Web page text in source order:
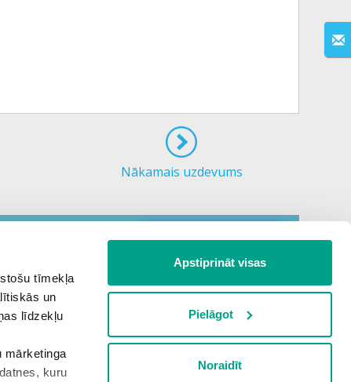
tīmekļa
un
līdzekļu
mārketinga
kuru
Apstiprināt visas
Pielāgot
Noraidīt
Nākamais uzdevums
PALĪGSMĀCĪBĀS.LV